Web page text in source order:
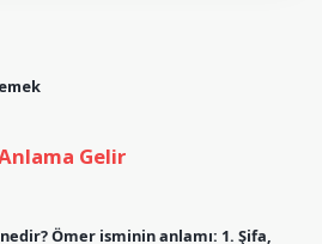
Gelir
Ömer isminin anlamı: 1. Şifa,